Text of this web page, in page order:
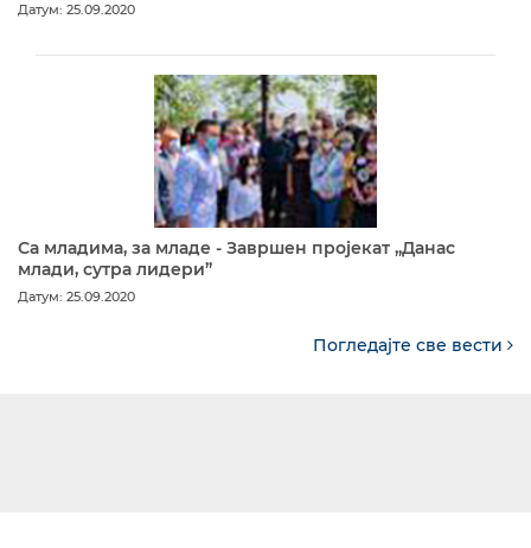
Датум: 25.09.2020
Са младима, за младе - Завршен пројекат „Данас
млади, сутра лидери”
Датум: 25.09.2020
Погледајте све вести